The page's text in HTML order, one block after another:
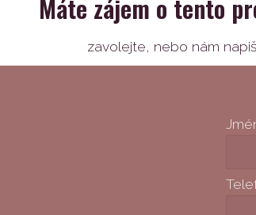
Máte zájem o tento
zavolejte, nebo nám